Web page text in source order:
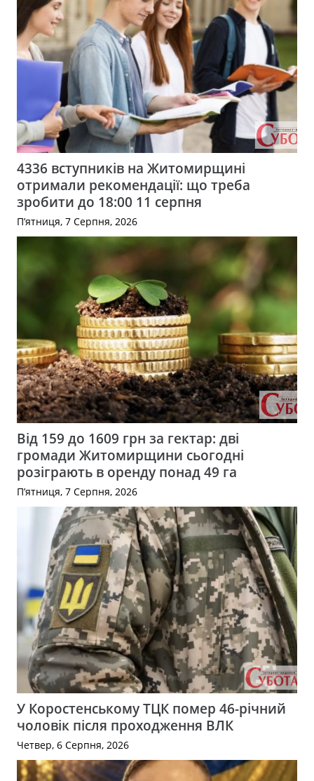
4336 вступників на Житомирщині
отримали рекомендації: що треба
зробити до 18:00 11 серпня
П’ятниця, 7 Серпня, 2026
Від 159 до 1609 грн за гектар: дві
громади Житомирщини сьогодні
розіграють в оренду понад 49 га
П’ятниця, 7 Серпня, 2026
У Коростенському ТЦК помер 46-річний
чоловік після проходження ВЛК
Четвер, 6 Серпня, 2026